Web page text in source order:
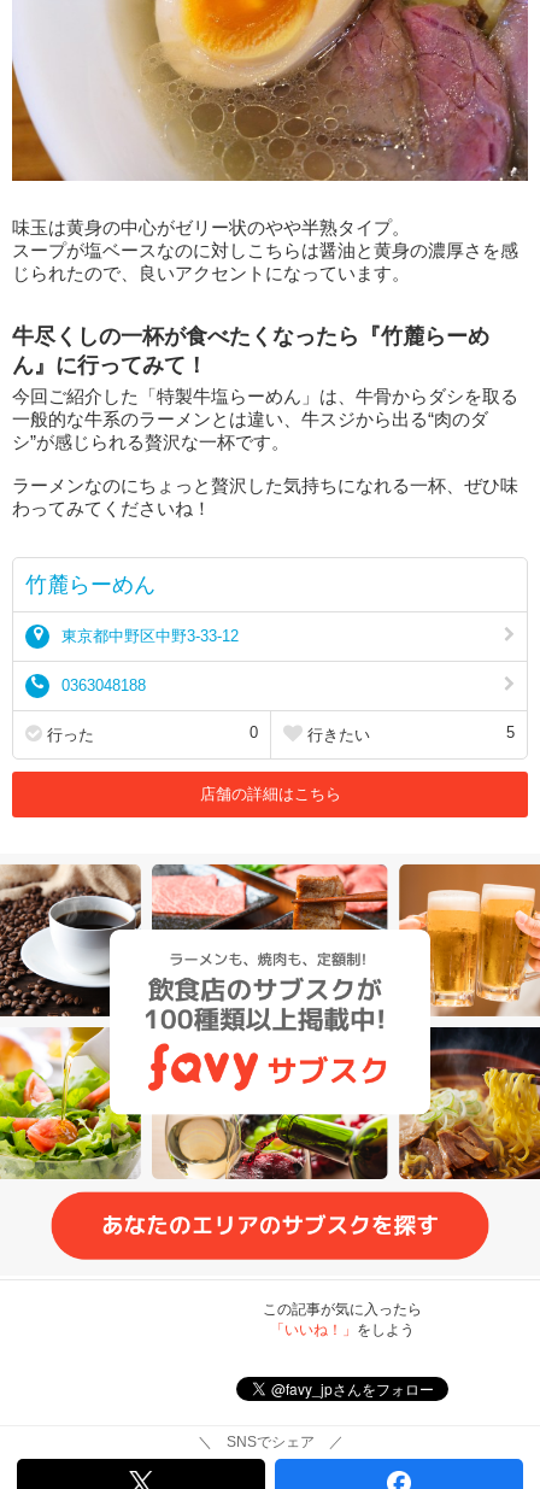
味玉は黄身の中心がゼリー状のやや半熟タイプ。
スープが塩ベースなのに対しこちらは醤油と黄身の濃厚さを感
じられたので、良いアクセントになっています。
牛尽くしの一杯が食べたくなったら『竹麓らーめ
ん』に行ってみて！
今回ご紹介した「特製牛塩らーめん」は、牛骨からダシを取る
一般的な牛系のラーメンとは違い、牛スジから出る“肉のダ
シ”が感じられる贅沢な一杯です。
ラーメンなのにちょっと贅沢した気持ちになれる一杯、ぜひ味
わってみてくださいね！
竹麓らーめん
東京都中野区中野3-33-12
0363048188
行った 0 行きたい 5
店舗の詳細はこちら
この記事が気に入ったら
「いいね！」 をしよう
＼ SNSでシェア ／